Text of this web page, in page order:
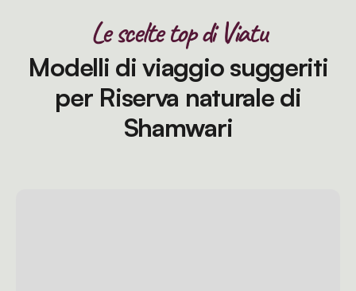
Le scelte top di Viatu
Modelli di viaggio suggeriti
per Riserva naturale di
Shamwari